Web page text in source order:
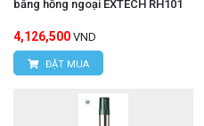
bằng hồng ngoại EXTECH RH101
4,126,500 VND
ĐẶT MUA